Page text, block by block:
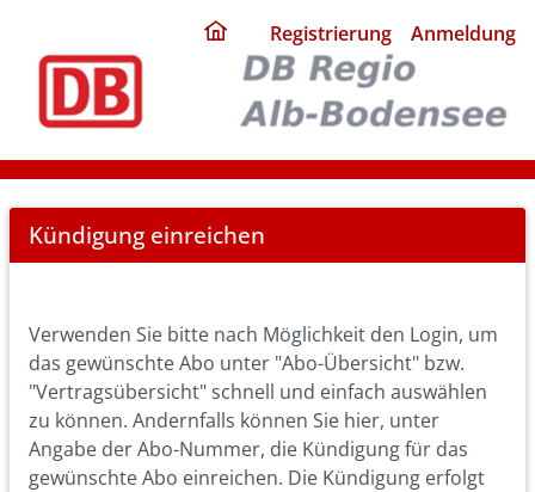
home
page
Registrierung Anmeldung
Cancel
Abo
Kündigung einreichen
Verwenden Sie bitte nach Möglichkeit den Login, um
das gewünschte Abo unter "Abo-Übersicht" bzw.
"Vertragsübersicht" schnell und einfach auswählen
zu können. Andernfalls können Sie hier, unter
Angabe der Abo-Nummer, die Kündigung für das
gewünschte Abo einreichen. Die Kündigung erfolgt